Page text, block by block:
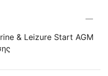
& Leizure Start AGM